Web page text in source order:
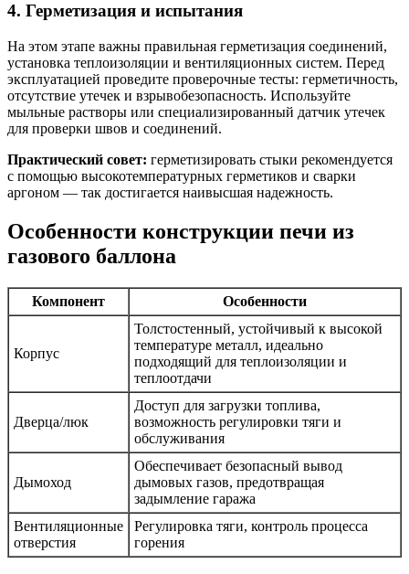
4. Герметизация и испытания
На этом этапе важны правильная герметизация соединений,
установка теплоизоляции и вентиляционных систем. Перед
эксплуатацией проведите проверочные тесты: герметичность,
отсутствие утечек и взрывобезопасность. Используйте
мыльные растворы или специализированный датчик утечек
для проверки швов и соединений.
Практический совет: герметизировать стыки рекомендуется
с помощью высокотемпературных герметиков и сварки
аргоном — так достигается наивысшая надежность.
Особенности конструкции печи из
газового баллона
Компонент Особенности
Корпус
Толстостенный, устойчивый к высокой
температуре металл, идеально
подходящий для теплоизоляции и
теплоотдачи
Дверца/люк
Доступ для загрузки топлива,
возможность регулировки тяги и
обслуживания
Дымоход
Обеспечивает безопасный вывод
дымовых газов, предотвращая
задымление гаража
Вентиляционные
отверстия
Регулировка тяги, контроль процесса
горения